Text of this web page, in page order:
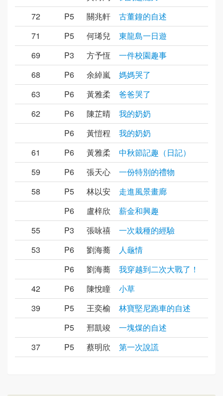
72
P5 關兆軒
古董鐘的自述
71
P5 何琋兒
東龍島一日遊
69
P3 方予恆
一件校園趣事
68
P6 余綽嵐
媽媽哭了
63
P6 黃雅柔
爸爸哭了
62
P6 陳芷晴
我的奶奶
P6
黃愷程
我的奶奶
61
P6 黃雅柔
中秋節記趣（日記）
59
P6 張天心
一份特別的禮物
58
P5 林以安
走進風景畫廊
P6
盧梓欣
薪金和興趣
55
P3 張咏禧
一次栽種的經驗
53
P6 劉海蕎
人龜情
P6
劉海蕎
我穿越到二次大戰了！
42
P6 陳悅瞳
小草
39
P5 王奕榆
林寶堅尼跑車的自述
P5
邢凱竣
一塊煤的自述
37
P5 蔡明欣 第一次說謊